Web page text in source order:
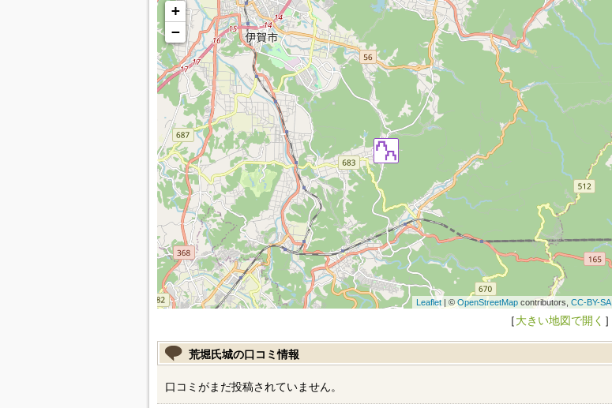
+
−
Leaflet| © OpenStreetMapcontributors, CC-BY-SA
［大きい地図で開く ］
荒堀氏城の口コミ情報
口コミがまだ投稿されていません。